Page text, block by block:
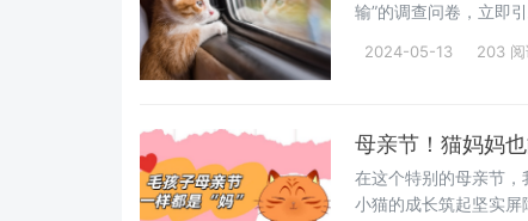
输”的调查问卷，立即
2024-05-13 203 阅
母亲节！猫妈妈
在这个特别的母亲节
小猫的成长筑起坚实屏